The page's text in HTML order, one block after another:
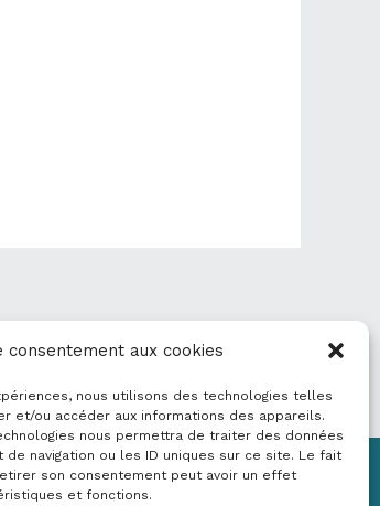
consentement aux cookies
nous utilisons des technologies telles
et/ou accéder aux informations des appareils.
nous permettra de traiter des données
navigation ou les ID uniques sur ce site. Le fait
son consentement peut avoir un effet
et fonctions.
Mentions légales